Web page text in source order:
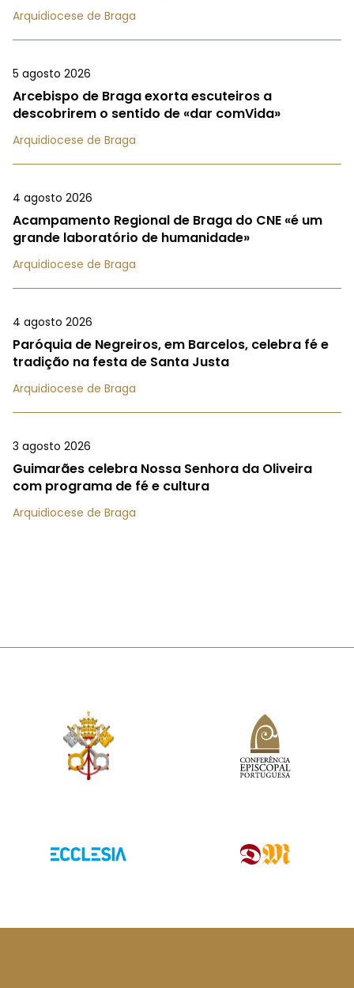
Arquidiocese de Braga
5 agosto 2026
Arcebispo de Braga exorta escuteiros a
descobrirem o sentido de «dar comVida»
Arquidiocese de Braga
4 agosto 2026
Acampamento Regional de Braga do CNE «é um
grande laboratório de humanidade»
Arquidiocese de Braga
4 agosto 2026
Paróquia de Negreiros, em Barcelos, celebra fé e
tradição na festa de Santa Justa
Arquidiocese de Braga
3 agosto 2026
Guimarães celebra Nossa Senhora da Oliveira
com programa de fé e cultura
Arquidiocese de Braga